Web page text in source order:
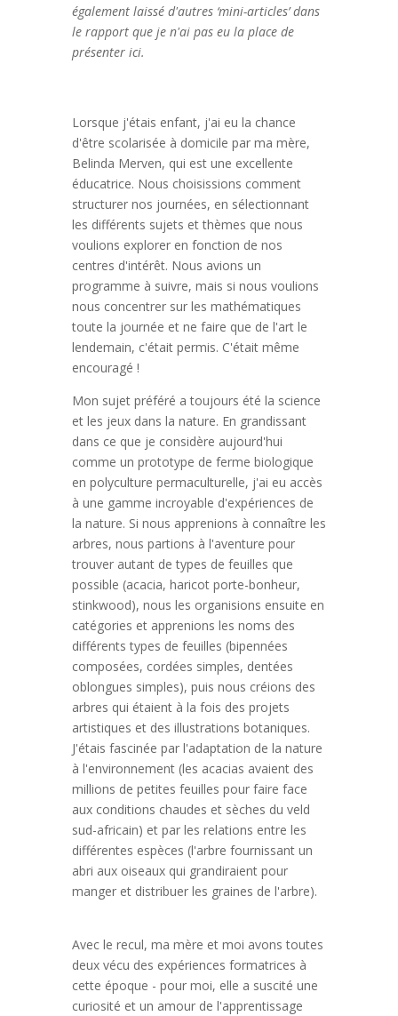
également laissé d'autres ‘mini-articles’ dans
le rapport que je n'ai pas eu la place de
présenter ici.
Lorsque j'étais enfant, j'ai eu la chance
d'être scolarisée à domicile par ma mère,
Belinda Merven, qui est une excellente
éducatrice. Nous choisissions comment
structurer nos journées, en sélectionnant
les différents sujets et thèmes que nous
voulions explorer en fonction de nos
centres d'intérêt. Nous avions un
programme à suivre, mais si nous voulions
nous concentrer sur les mathématiques
toute la journée et ne faire que de l'art le
lendemain, c'était permis. C'était même
encouragé !
Mon sujet préféré a toujours été la science
et les jeux dans la nature. En grandissant
dans ce que je considère aujourd'hui
comme un prototype de ferme biologique
en polyculture permaculturelle, j'ai eu accès
à une gamme incroyable d'expériences de
la nature. Si nous apprenions à connaître les
arbres, nous partions à l'aventure pour
trouver autant de types de feuilles que
possible (acacia, haricot porte-bonheur,
stinkwood), nous les organisions ensuite en
catégories et apprenions les noms des
différents types de feuilles (bipennées
composées, cordées simples, dentées
oblongues simples), puis nous créions des
arbres qui étaient à la fois des projets
artistiques et des illustrations botaniques.
J'étais fascinée par l'adaptation de la nature
à l'environnement (les acacias avaient des
millions de petites feuilles pour faire face
aux conditions chaudes et sèches du veld
sud-africain) et par les relations entre les
différentes espèces (l'arbre fournissant un
abri aux oiseaux qui grandiraient pour
manger et distribuer les graines de l'arbre).
Avec le recul, ma mère et moi avons toutes
deux vécu des expériences formatrices à
cette époque - pour moi, elle a suscité une
curiosité et un amour de l'apprentissage